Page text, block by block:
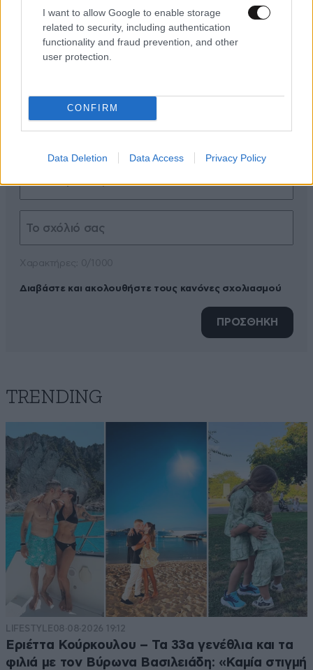
I want to allow Google to enable storage
related to security, including authentication
functionality and fraud prevention, and other
user protection.
CONFIRM
Data Deletion Data Access Privacy Policy
ΠΡΟΣΘΕΣΤΕ ΤΟ ΣΧΟΛΙΟ ΣΑΣ
Διαβάστε και ακολουθήστε τους κανόνες σχολιασμού
ΠΡΟΣΘΗΚΗ
TRENDING
LIFESTYLE08·08·2026 19:12
Εριέττα Κούρκουλου – Τα 33α γενέθλια και τα
φιλιά με τον Βύρωνα Βασιλειάδη: «Καμία στιγμή